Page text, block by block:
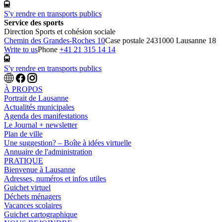
S'y rendre en transports publics
Service des sports
Direction Sports et cohésion sociale
Chemin des Grandes-Roches 10Case postale 2431000 Lausanne 18
Write to usPhone +41 21 315 14 14
S'y rendre en transports publics
À PROPOS
Portrait de Lausanne
Actualités municipales
Agenda des manifestations
Le Journal + newsletter
Plan de ville
Une suggestion? – Boîte à idées virtuelle
Annuaire de l'administration
PRATIQUE
Bienvenue à Lausanne
Adresses, numéros et infos utiles
Guichet virtuel
Déchets ménagers
Vacances scolaires
Guichet cartographique